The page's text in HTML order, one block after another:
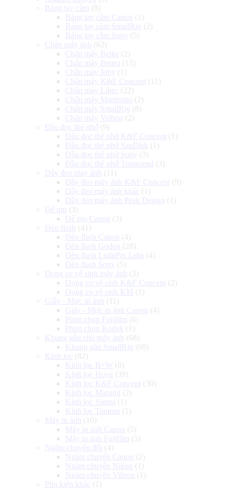
Báng tay cầm (8)
Báng tay cầm Canon
(1)
Báng tay cầm SmallRig (2)
Báng tay cầm Sony (5)
Chân máy ảnh
(62)
Chân máy Beike (2)
Chân máy Benro (13)
Chân máy Joby (1)
Chân máy K&F Concept (11)
Chân máy Libec (22)
Chân máy Manfrotto (2)
Chân máy SmallRig (8)
Chân máy Velbon
(2)
Đầu đọc thẻ nhớ (9)
Đầu đọc thẻ nhớ K&F Concept (1)
Đầu đọc thẻ nhớ SanDisk (1)
Đầu đọc thẻ nhớ Sony (3)
Đầu đọc thẻ nhớ Transcend
(3)
Dây đeo máy ảnh
(11)
Dây đeo máy ảnh K&F Concept (9)
Dây đeo máy ảnh khác (1)
Dây đeo máy ảnh Peak Design
(1)
Đế pin
(3)
Đế pin Canon
(3)
Đèn flash
(41)
Đèn flash Canon
(4)
Đèn flash Godox (28)
Đèn flash LightPix Labs (4)
Đèn flash Sony (5)
Dụng cụ vệ sinh máy ảnh
(3)
Dụng cụ vệ sinh K&F Concept (2)
Dụng cụ vệ sinh KM (1)
Giấy - Mực in ảnh
(11)
Giấy - Mực in ảnh Canon
(4)
Phim chụp Fujifilm (6)
Phim chụp Kodak (1)
Khung gắn cho máy ảnh
(68)
Khung gắn SmallRig (68)
Kính lọc (82)
Kính lọc B+W (8)
Kính lọc Hoya (39)
Kính lọc K&F Concept (30)
Kính lọc Marumi (2)
Kính lọc Sigma (1)
Kính lọc Tamron
(1)
Máy in ảnh
(10)
Máy in ảnh Canon
(5)
Máy in ảnh Fujifilm (5)
Ngàm chuyển đổi (4)
Ngàm chuyển Canon
(2)
Ngàm chuyển Nikon
(1)
Ngàm chuyển Viltrox (1)
Phụ kiện khác (1)